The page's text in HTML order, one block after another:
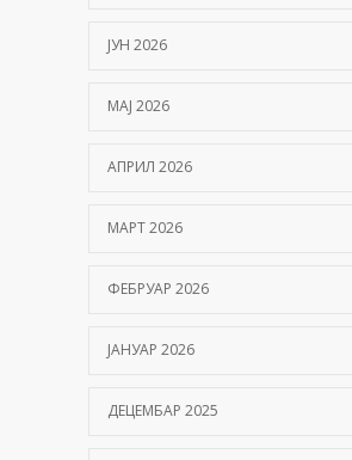
ЈУН 2026
МАЈ 2026
АПРИЛ 2026
МАРТ 2026
ФЕБРУАР 2026
ЈАНУАР 2026
ДЕЦЕМБАР 2025